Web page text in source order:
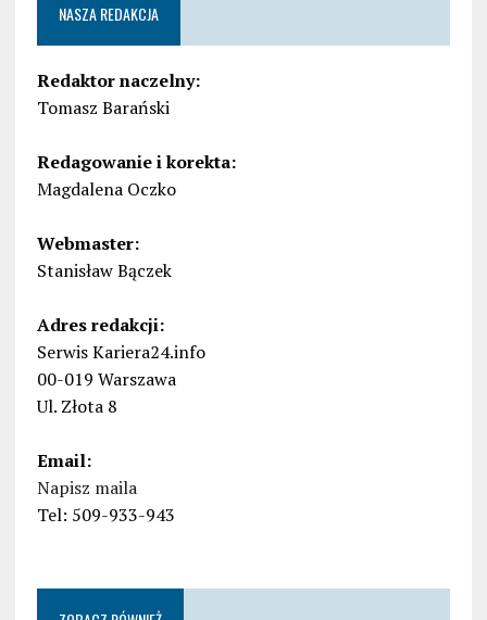
NASZA REDAKCJA
Redaktor naczelny:
Tomasz Barański
Redagowanie i korekta:
Magdalena Oczko
Webmaster:
Stanisław Bączek
Adres redakcji:
Serwis Kariera24.info
00-019 Warszawa
Ul. Złota 8
Email:
Napisz maila
Tel: 509-933-943